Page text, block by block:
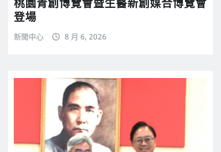
登場
新聞中心 8 月 6, 2026